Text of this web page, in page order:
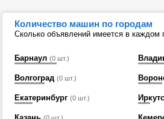
Количество машин по городам
Сколько объявлений имеется в каждом
Барнаул (0 шт.)
Волгоград (0 шт.)
Екатеринбург (0 шт.)